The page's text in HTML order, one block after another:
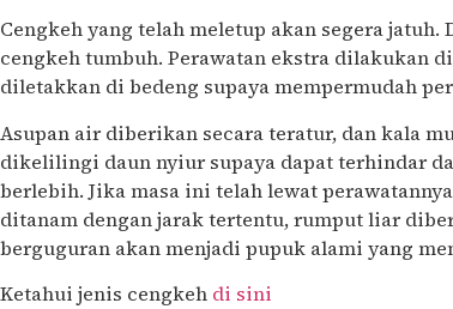
Cengkeh yang telah meletup akan segera
cengkeh tumbuh. Perawatan ekstra dilakukan
diletakkan di bedeng supaya mempermudah
Asupan air diberikan secara teratur, dan kala
dikelilingi daun nyiur supaya dapat terhindar
berlebih. Jika masa ini telah lewat
ditanam dengan jarak tertentu, rumput liar
berguguran akan menjadi pupuk alami yang
Ketahui jenis cengkeh di sini